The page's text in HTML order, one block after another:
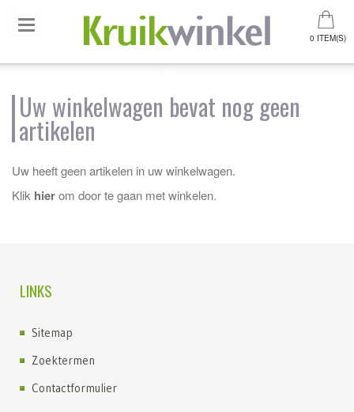
0 ITEM(S)
Uw winkelwagen bevat nog geen
artikelen
Uw heeft geen artikelen in uw winkelwagen.
Klik hierom door te gaan met winkelen.
LINKS
Sitemap
Zoektermen
Contactformulier